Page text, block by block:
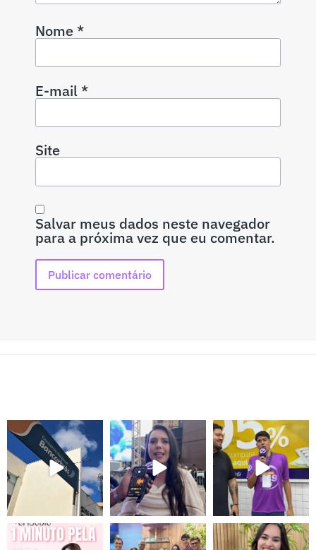
Nome*
E-mail*
Site
Salvar meus dados neste navegador
para a próxima vez que eu comentar.